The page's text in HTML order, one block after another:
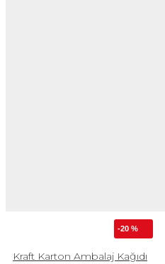
-20 %
Kraft Karton Ambalaj Kağıdı